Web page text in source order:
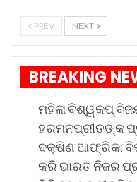
PREV NEXT
BREAKING
ମହିଳା ବିଶ୍ୱକପ୍
ହରମନପ୍ରୀତଙ୍କ
ଦକ୍ଷିଣ ଆଫ୍ରିକା
କରି ଭାରତ ନିଜର